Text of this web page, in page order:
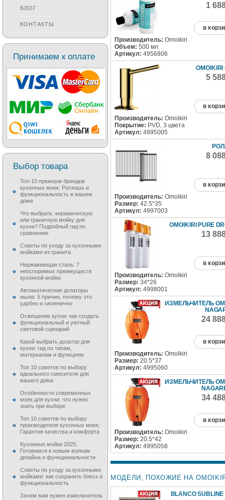
1
в
Производитель: Omoikiri
Объем: 500 мл
Артикул: 4956806
5
в
Производитель: Omoikiri
Покрытие: PVD, 3 цвета
Артикул: 4995005
8
в
Производитель: Omoikiri
Размер: 42.5*35
Артикул: 4997003
OMOIKIRI PURE
13
в
Производитель: Omoikiri
Размер: 34*26
Артикул: 4998001
ИЗМЕЛЬЧИТЕЛЬ
24
в
Производитель: Omoikiri
Размер: 20.5*37
Артикул: 4995060
ИЗМЕЛЬЧИТЕЛЬ
34
в
Производитель: Omoikiri
Размер: 20.5*42
Артикул: 4995058
МОДЕЛИ, ПОХОЖИЕ НА
BLANCO SUBLINE
БЛОГ
КОНТАКТЫ
Принимаем к оплате
Выбор товара
Топ-10 премиум-брендов
кухонных моек: Роскошь и
функциональность в вашем
доме
Что выбрать: керамическую
или гранитную мойку для
кухни? Подробный гид по
сравнению
Советы по уходу за кухонными
мойками из гранита
Нержавеющая сталь: 7
неоспоримых преимуществ
кухонной мойки
Автоматические дозаторы
мыла: 5 причин, почему это
удобно и гигиенично
Освещение кухни: как создать
функциональный и уютный
световой сценарий
Какой выбрать дозатор для
кухни: гид по типам,
материалам и функциям
Топ 10 советов по выбору
идеального смесителя для
вашего дома
Особенности современных
моек для кухни: что нужно
знать при выборе
Топ 10 советов по выбору
производителя кухонных моек:
Гарантия качества и комфорта
Кухонные мойки 2025:
Готовимся к новым волнам
дизайна и функциональности
Советы по уходу за кухонными
мойками: как сохранить блеск и
функциональность
Зачем вам нужен измельчитель